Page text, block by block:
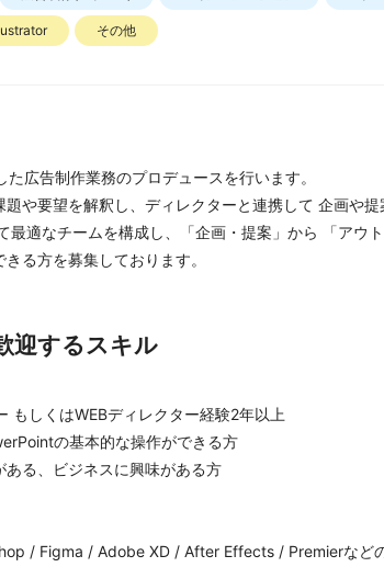
その他
た広告制作業務のプロデュースを行います。
や要望を解釈し、ディレクターと連携して 企画や提
る方を募集しております。
迎するスキル
もしくはWEBディレクター経験2年以上
の基本的な操作ができる方
ある、ビジネスに興味がある方
/ Figma / Adobe XD / After Effects / Premierなど